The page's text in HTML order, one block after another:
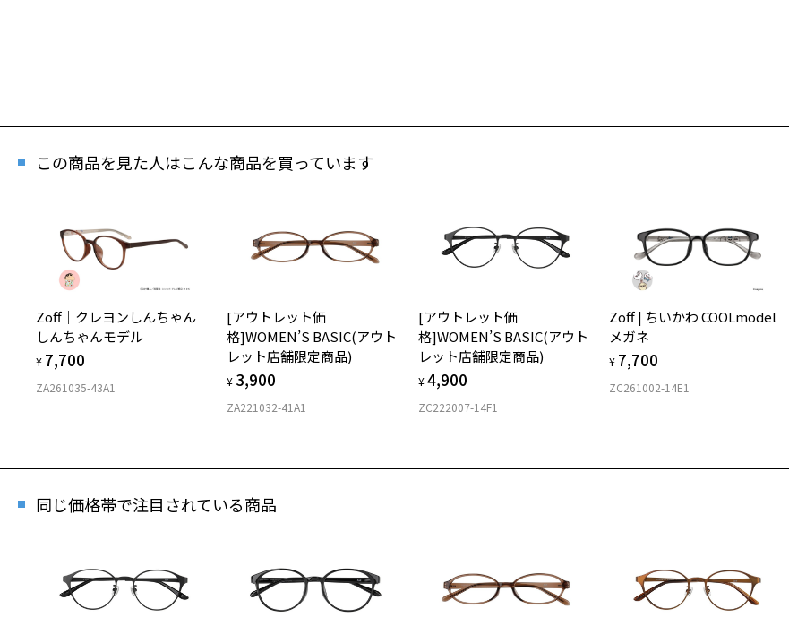
この商品を見た人はこんな商品を買っています
Zoff｜クレヨンしんちゃん
しんちゃんモデル
¥ 7,700
ZA261035-43A1
[アウトレット価
格]WOMEN’S BASIC(アウト
レット店舗限定商品)
¥ 3,900
ZA221032-41A1
[アウトレット価
格]WOMEN’S BASIC(アウト
レット店舗限定商品)
¥4,900
ZC222007-14F1
Zoff | ちいかわ COOLmodel
メガネ
¥ 7,700
ZC261002-14E1
同じ価格帯で注目されている商品